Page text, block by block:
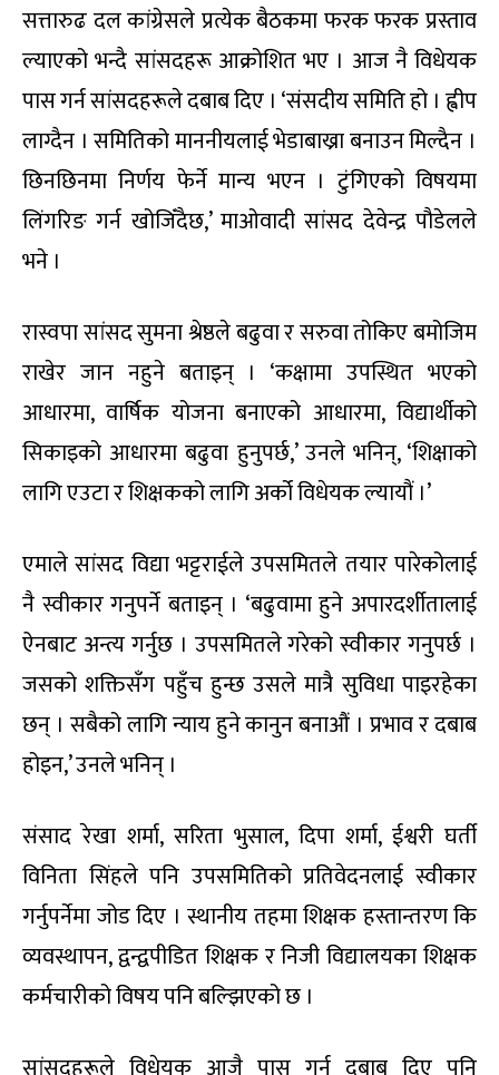
सत्तारुढ दल कांग्रेसले प्रत्येक बैठकमा फरक फरक प्रस्ताव
ल्याएको भन्दै सांसदहरू आक्रोशित भए । आज नै विधेयक
पास गर्न सांसदहरूले दबाब दिए । ‘संसदीय समिति हो । ह्वीप
लाग्दैन । समितिको माननीयलाई भेडाबाख्रा बनाउन मिल्दैन ।
छिनछिनमा निर्णय फेर्ने मान्य भएन । टुंगिएको विषयमा
लिंगरिङ गर्न खोजिँदैछ,’ माओवादी सांसद देवेन्द्र पौडेलले
भने ।
रास्वपा सांसद सुमना श्रेष्ठले बढुवा र सरुवा तोकिए बमोजिम
राखेर जान नहुने बताइन् । ‘कक्षामा उपस्थित भएको
आधारमा, वार्षिक योजना बनाएको आधारमा, विद्यार्थीको
सिकाइको आधारमा बढुवा हुनुपर्छ,’ उनले भनिन्, ‘शिक्षाको
लागि एउटा र शिक्षकको लागि अर्को विधेयक ल्यायौं ।’
एमाले सांसद विद्या भट्टराईले उपसमितले तयार पारेकोलाई
नै स्वीकार गनुपर्ने बताइन् । ‘बढुवामा हुने अपारदर्शीतालाई
ऐनबाट अन्त्य गर्नुछ । उपसमितले गरेको स्वीकार गनुपर्छ ।
जसको शक्तिसँग पहुँच हुन्छ उसले मात्रै सुविधा पाइरहेका
छन् । सबैको लागि न्याय हुने कानुन बनाऔं । प्रभाव र दबाब
होइन,’ उनले भनिन् ।
संसाद रेखा शर्मा, सरिता भुसाल, दिपा शर्मा, ईश्वरी घर्ती
विनिता सिंहले पनि उपसमितिको प्रतिवेदनलाई स्वीकार
गर्नुपर्नेमा जोड दिए । स्थानीय तहमा शिक्षक हस्तान्तरण कि
व्यवस्थापन, द्वन्द्वपीडित शिक्षक र निजी विद्यालयका शिक्षक
कर्मचारीको विषय पनि बल्झिएको छ ।